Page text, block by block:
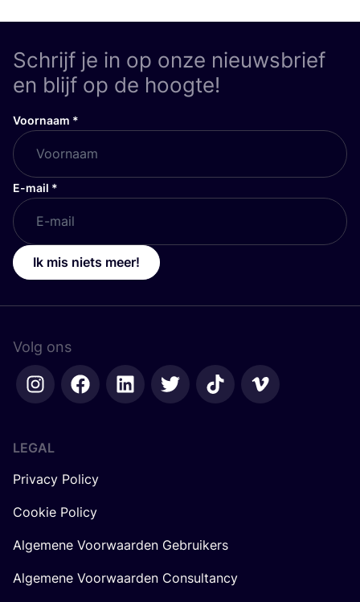
Schrijf je in op onze nieuwsbrief
en blijf op de hoogte!
Voornaam *
E-mail *
Ik mis niets meer!
Volg ons
LEGAL
Privacy Policy
Cookie Policy
Algemene Voorwaarden Gebruikers
Algemene Voorwaarden Consultancy